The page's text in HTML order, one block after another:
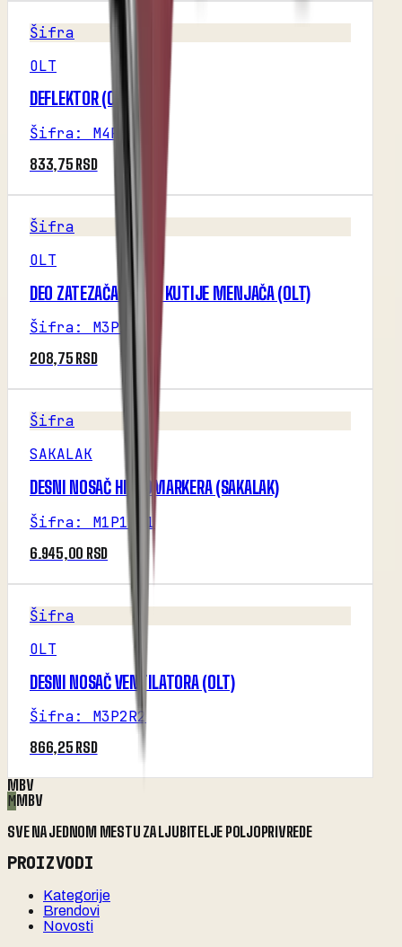
Šifra
OLT
DEFLEKTOR (OLT)
Šifra: M4P1R5
833,75 RSD
Šifra
OLT
DEO ZATEZAČA LANCA KUTIJE MENJAČA (OLT)
Šifra: M3P1R2
208,75 RSD
Šifra
SAKALAK
DESNI NOSAČ HIDROMARKERA (SAKALAK)
Šifra: M1P13R1
6.945,00 RSD
Šifra
OLT
DESNI NOSAČ VENTILATORA (OLT)
Šifra: M3P2R2
866,25 RSD
MBV
M MBV
SVE NA JEDNOM MESTU ZA LJUBITELJE POLJOPRIVREDE
PROIZVODI
Kategorije
Brendovi
Novosti